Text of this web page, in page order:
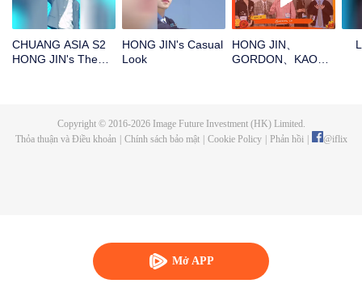
Mở APP
CHUANG ASIA S2
HONG JIN's Theme
HONG JIN's Casual
Look
HONG JIN、
GORDON、KAO、
Let's witness the
luck together!
Copyright © 2016-2026Image Future Investment (HK) Limited.
Thỏa thuận và Điều khoản
Chính sách bảo mật Cookie Policy Phản hồi @iflix